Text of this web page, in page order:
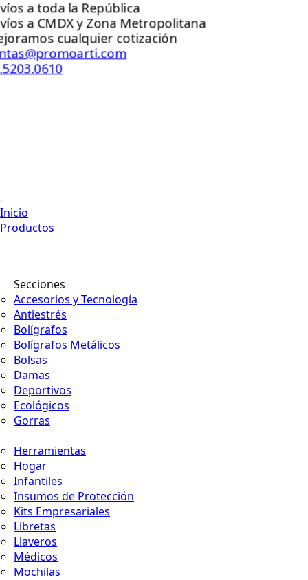
a toda la República
a CMDX y Zona Metropolitana
cualquier cotización
Inicio
Productos
Secciones
Accesorios y Tecnología
Antiestrés
Bolígrafos
Bolígrafos Metálicos
Bolsas
Damas
Deportivos
Ecológicos
Gorras
Herramientas
Hogar
Infantiles
Insumos de Protección
Kits Empresariales
Libretas
Llaveros
Médicos
Mochilas